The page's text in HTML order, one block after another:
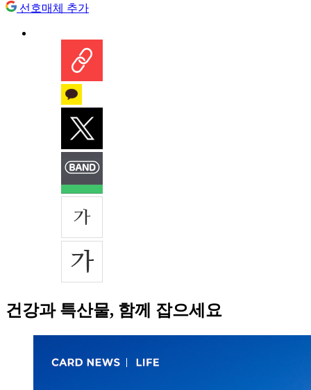
선호매체 추가
건강과 특산물, 함께 잡으세요